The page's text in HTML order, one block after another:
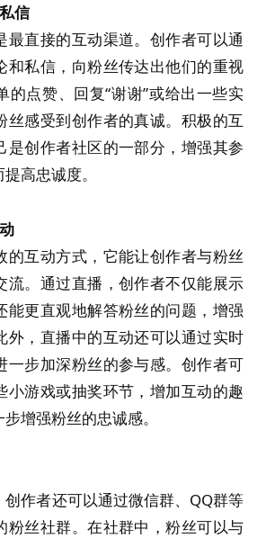
信
最直接的互动渠道。创作者可以通
和私信，向粉丝传达出他们的重视
的点赞、回复“谢谢”或给出一些实
丝感受到创作者的真诚。积极的互
是创作者社区的一部分，增强其参
高忠诚度。
的互动方式，它能让创作者与粉丝
流。通过直播，创作者不仅能展示
能更直观地解答粉丝的问题，增强
外，直播中的互动还可以通过实时
一步加深粉丝的参与感。创作者可
小游戏或抽奖环节，增加互动的趣
增强粉丝的忠诚感。
作者还可以通过微信群、QQ群等
粉丝社群。在社群中，粉丝可以与